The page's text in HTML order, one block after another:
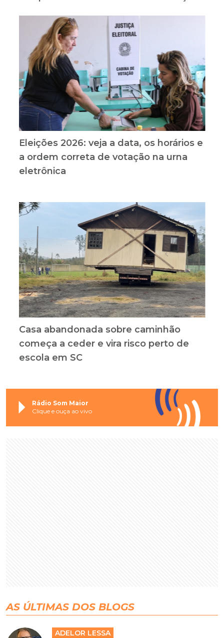
Eleições 2026: veja a data, os horários e
a ordem correta de votação na urna
eletrônica
Casa abandonada sobre caminhão
começa a ceder e vira risco perto de
escola em SC
Rádio Som Maior
Clique e ouça ao vivo
AS ÚLTIMAS DOS BLOGS
ADELOR LESSA